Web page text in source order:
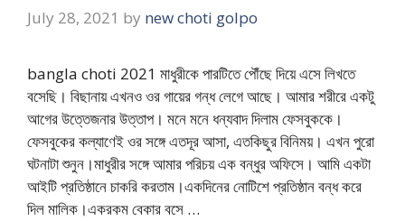
July 28, 2021 by new choti golpo
bangla choti 2021 মাধুরীকে পারটিতে পৌঁছে দিয়ে এসে লিখতে
বসেছি। বিছানায় এখনও ওর গায়ের গন্ধ লেগে আছে। আমার শরীরে একটু
আগের উত্তেজনার উত্তাপ। মনে মনে ধন্যবাদ দিলাম ফেসবুককে।
ফেসবুকের কল্যাণেই ওর সঙ্গে এতদূর আসা, এতকিছুর বিনিময়। এখন পুরো
ঘটনাটা শুনুন।মাধুরীর সঙ্গে আমার পরিচয় এক বন্ধুর অফিসে। আমি একটা
আইটি প্রতিষ্ঠানে চাকরি করতাম।একদিনের নোটিশে প্রতিষ্ঠান বন্ধ করে
দিল মালিক।একরকম বেকার বসে …